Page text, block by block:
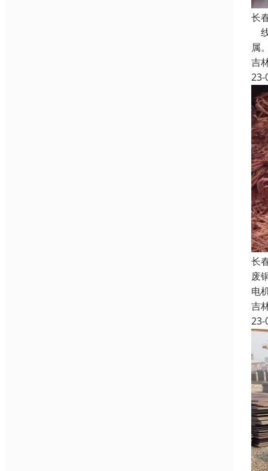
长
属
吉
23-
长
废
电
吉
23-